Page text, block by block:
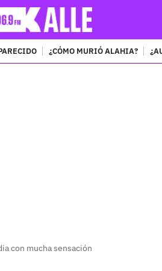
¿CÓMO MURIÓ ALAHIA?
con mucha sensación